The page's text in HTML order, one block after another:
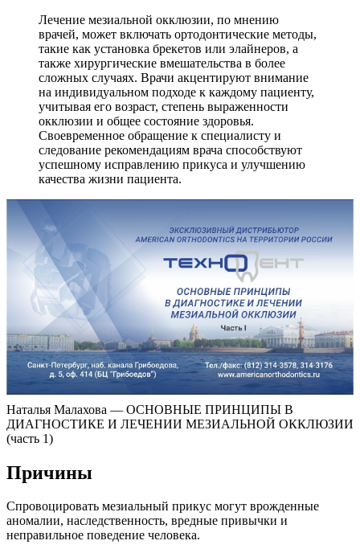
Лечение мезиальной окклюзии, по мнению
врачей, может включать ортодонтические методы,
такие как установка брекетов или элайнеров, а
также хирургические вмешательства в более
сложных случаях. Врачи акцентируют внимание
на индивидуальном подходе к каждому пациенту,
учитывая его возраст, степень выраженности
окклюзии и общее состояние здоровья.
Своевременное обращение к специалисту и
следование рекомендациям врача способствуют
успешному исправлению прикуса и улучшению
качества жизни пациента.
Наталья Малахова — ОСНОВНЫЕ ПРИНЦИПЫ В
ДИАГНОСТИКЕ И ЛЕЧЕНИИ МЕЗИАЛЬНОЙ ОККЛЮЗИИ
(часть 1)
Причины
Спровоцировать мезиальный прикус могут врожденные
аномалии, наследственность, вредные привычки и
неправильное поведение человека.